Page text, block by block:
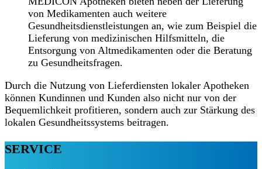
von Medikamenten auch weitere
Gesundheitsdienstleistungen an, wie zum Beispiel die
Lieferung von medizinischen Hilfsmitteln, die
Entsorgung von Altmedikamenten oder die Beratung
zu Gesundheitsfragen.
Durch die Nutzung von Lieferdiensten lokaler Apotheken
können Kundinnen und Kunden also nicht nur von der
Bequemlichkeit profitieren, sondern auch zur Stärkung des
lokalen Gesundheitssystems beitragen.
SERVICE